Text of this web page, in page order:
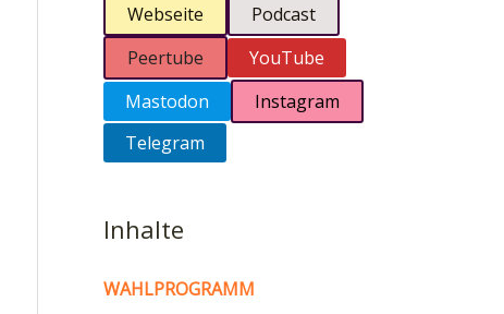
Webseite
Podcast
Peertube
YouTube
Mastodon
Instagram
Telegram
Inhalte
WAHLPROGRAMM